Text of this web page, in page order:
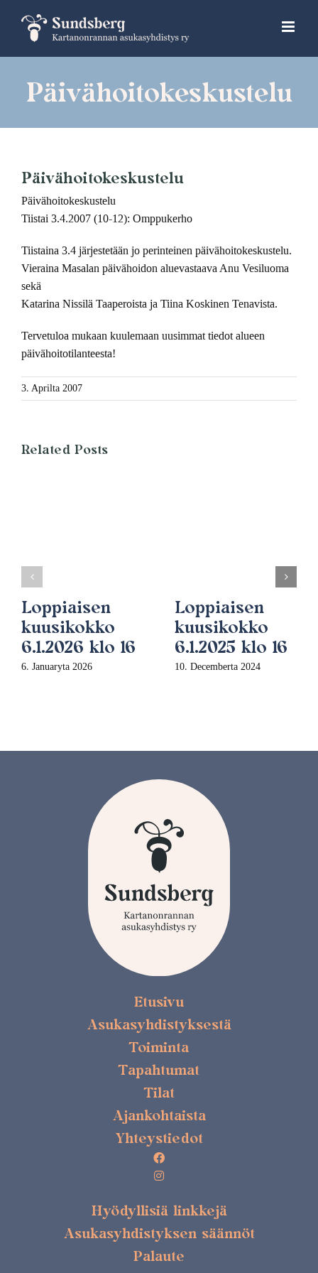
content
Päivähoitokeskustelu
Päivähoitokeskustelu
Päivähoitokeskustelu
Tiistai 3.4.2007 (10-12): Omppukerho
Tiistaina 3.4 järjestetään jo perinteinen päivähoitokeskustelu.
Vieraina Masalan päivähoidon aluevastaava Anu Vesiluoma
sekä
Katarina Nissilä Taaperoista ja Tiina Koskinen Tenavista.
Tervetuloa mukaan kuulemaan uusimmat tiedot alueen
päivähoitotilanteesta!
3. Aprilta 2007
Related Posts
Loppiaisen
kuusikokko
6.1.2026 klo 16
6. Januaryta 2026
Loppiaisen
kuusikokko
6.1.2025 klo 16
10. Decemberta 2024
Etusivu
Asukasyhdistyksestä
Toiminta
Tapahtumat
Tilat
Ajankohtaista
Yhteystiedot
Hyödyllisiä linkkejä
Asukasyhdistyksen säännöt
Palaute